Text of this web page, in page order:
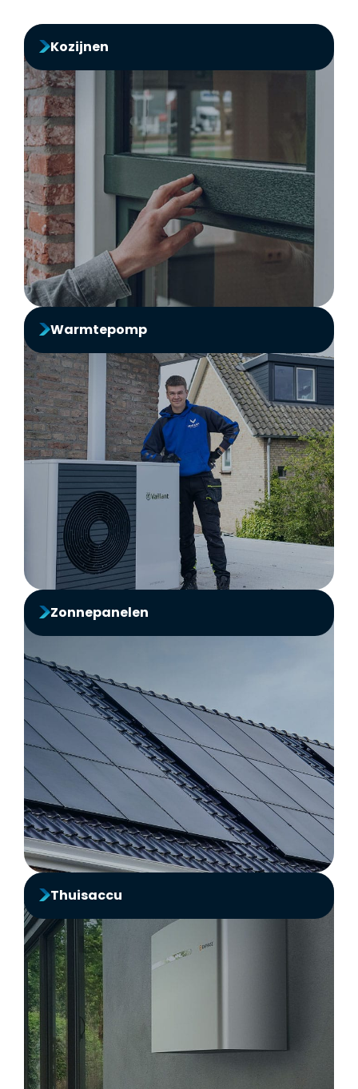
Kozijnen
Kozijnen
Isoleer je woning met kozijnen van Ventasol
Bekijk producten
Warmtepomp
Warmtepomp
Minder gasverbruik met warmtepompen van
Ventasol
Bekijk producten
Zonnepanelen
Zonnepanelen
Bekijk producten
Thuisaccu
Minder terugleverkosten met een thuisaccu
van Ventasol